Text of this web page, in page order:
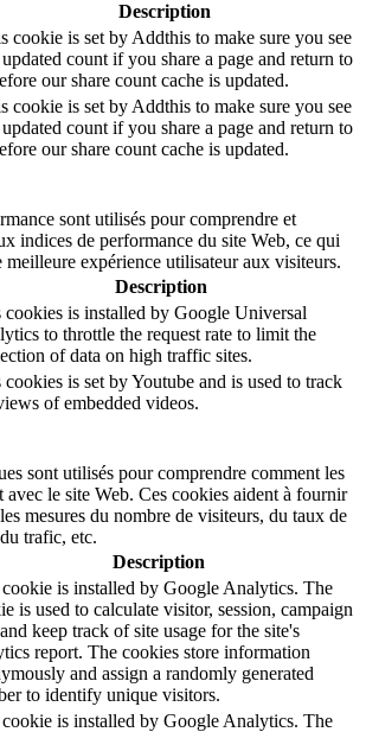
Description
cookie is set by Addthis to make sure you see
count if you share a page and return to
our share count cache is updated.
cookie is set by Addthis to make sure you see
count if you share a page and return to
our share count cache is updated.
sont utilisés pour comprendre et
indices de performance du site Web, ce qui
expérience utilisateur aux visiteurs.
Description
cookies is installed by Google Universal
to throttle the request rate to limit the
of data on high traffic sites.
cookies is set by Youtube and is used to track
of embedded videos.
sont utilisés pour comprendre comment les
avec le site Web. Ces cookies aident à fournir
mesures du nombre de visiteurs, du taux de
trafic, etc.
Description
is installed by Google Analytics. The
is used to calculate visitor, session, campaign
keep track of site usage for the site's
report. The cookies store information
and assign a randomly generated
to identify unique visitors.
is installed by Google Analytics. The